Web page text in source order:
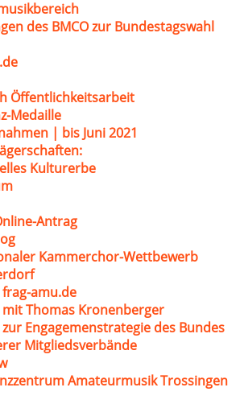
des BMCO zur Bundestagswahl
Öffentlichkeitsarbeit
Medaille
| bis Juni 2021
Kulturerbe
Antrag
Kammerchor-Wettbewerb
amu.de
Thomas Kronenberger
Engagemenstrategie des Bundes
Mitgliedsverbände
Amateurmusik Trossingen